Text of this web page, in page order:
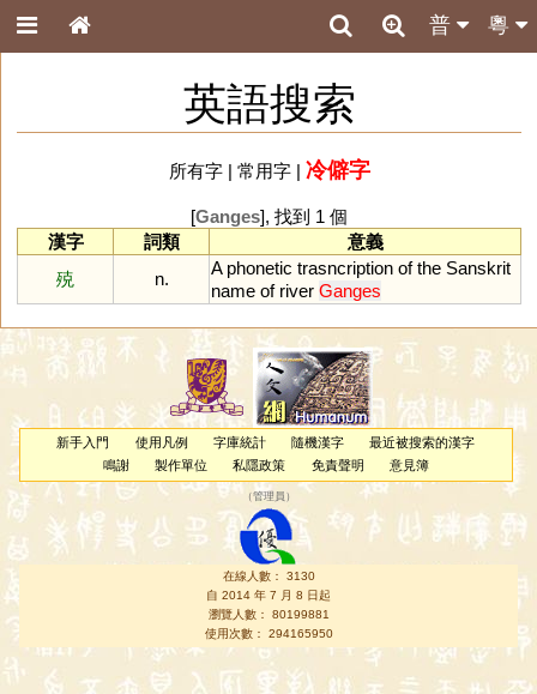
粵
普
英語搜索
所有字| 常用字| 冷僻字
[Ganges], 找到 1 個
漢字
詞類
意義
殑
n.
A phonetic trasncription of the Sanskrit
name of river Ganges
新手入門 使用凡例 字庫統計 隨機漢字
最近被搜索的漢字
鳴謝
製作單位 私隱政策 免責聲明 意見簿
（管理員 ）
在線人數： 3130
自 2014 年 7 月 8 日起
瀏覽人數： 80199881
使用次數： 294165950